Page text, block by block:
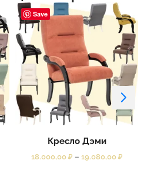
Save
Кресло Дэми
18.000,00 ₽ – 19.080,00 ₽